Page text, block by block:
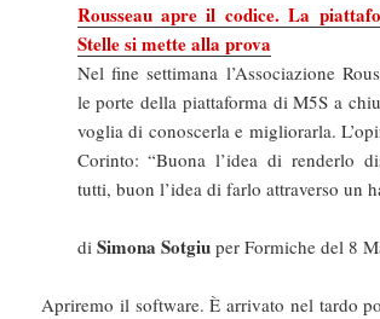
Rousseau apre il codice. La
Stelle si mette alla prova
Nel fine settimana l’Associazione
le porte della piattaforma di M5S a
voglia di conoscerla e migliorarla.
Corinto: “Buona l’idea di renderlo
tutti, buon l’idea di farlo attraverso un
di Simona Sotgiuper Formiche del 8
Apriremo il software. È arrivato nel tardo